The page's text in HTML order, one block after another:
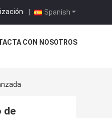
Spanish
|
CON NOSOTROS
de